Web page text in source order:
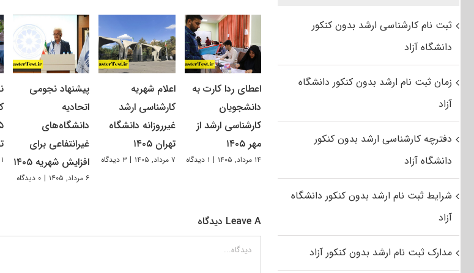
اعطای ردا کارت به
دانشجویان
کارشناسی ارشد از
مهر ۱۴۰۵
۱۴ مرداد, ۱۴۰۵ | ۱ دیدگاه
اعلام شهریه
کارشناسی ارشد
غیرروزانه دانشگاه
تهران ۱۴۰۵
۷ مرداد, ۱۴۰۵ | ۳ دیدگاه
پیشنهاد نجومی
اتحادیه
دانشگاه‌های
غیرانتفاعی برای
افزایش شهریه ۱۴۰۵
۶ مرداد, ۱۴۰۵ | ۰ دیدگاه
۱ مرداد, ۱۴۰۵
Leave A دیدگاه
دیدگاه
ثبت نام کارشناسی ارشد بدون کنکور
دانشگاه آزاد
زمان ثبت نام ارشد بدون کنکور دانشگاه
آزاد
دفترچه کارشناسی ارشد بدون کنکور
دانشگاه آزاد
شرایط ثبت نام ارشد بدون کنکور دانشگاه
آزاد
مدارک ثبت نام ارشد بدون کنکور آزاد